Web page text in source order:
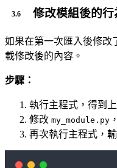
修改模組後的行
如果在第一次匯入後修改
載修改後的內容。
步驟：
執行主程式，得到
修改 my_module.py
再次執行主程式，